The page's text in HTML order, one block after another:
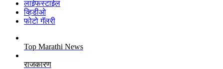
लाईफस्टाईल
व्हिडीओ
फोटो गॅलरी
Top Marathi News
राजकारण